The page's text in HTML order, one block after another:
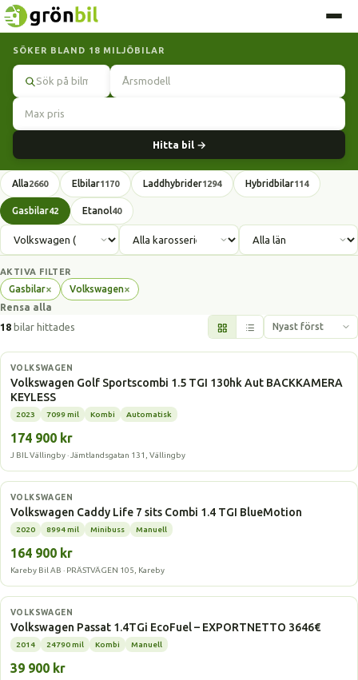
SÖKER BLAND 18 MILJÖBILAR
Hitta bil →
Alla2660 Elbilar1170 Laddhybrider1294 Hybridbilar114
Gasbilar42 Etanol40
AKTIVA FILTER
Gasbilar×
Ta
bort
filter
Volkswagen×
Ta
filter
Rensa alla
18 bilar hittades
Gasbil
VOLKSWAGEN
Volkswagen Golf Sportscombi 1.5 TGI 130hk Aut BACKKAMERA
KEYLESS
2023 7099 mil Kombi Automatisk
174 900 kr
J BIL Vällingby · Jämtlandsgatan 131, Vällingby
Gasbil
VOLKSWAGEN
Volkswagen Caddy Life 7 sits Combi 1.4 TGI BlueMotion
2020 8994 mil Minibuss Manuell
164 900 kr
Kareby Bil AB · PRÄSTVÄGEN 105, Kareby
Gasbil
VOLKSWAGEN
Volkswagen Passat 1.4TGi EcoFuel – EXPORTNETTO 3646€
2014 24790 mil Kombi Manuell
39 900 kr